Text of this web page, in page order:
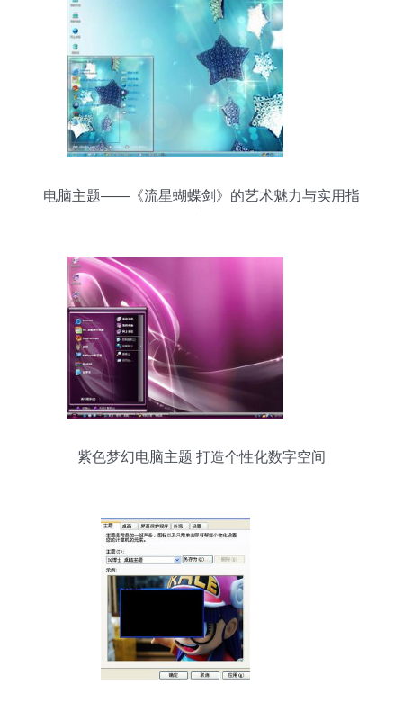
电脑主题——《流星蝴蝶剑》的艺术魅力与实用指
紫色梦幻电脑主题 打造个性化数字空间